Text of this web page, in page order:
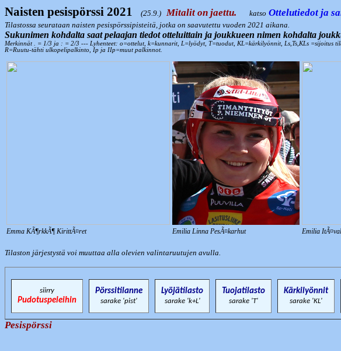
Naisten pesispörssi 2021 (25.9.)Mitalit on jaettu. katso Ottelutiedot ja
Tilastossa seurataan naisten pesispörssipisteitä, jotka on saavutettu vuoden 2021 aikana.
Sukunimen kohdalta saat pelaajan tiedot otteluittain ja joukkueen nimen kohdalta
Merkinnät . = 1/3 ja : = 2/3 --- Lyhenteet: o=ottelut, k=kunnarit, L=lyödyt, T=tuodut, KL=kärkilyönnit, Ls,Ts,KLs =sijoitus
R=Ruutu-tähti ulkopelipalkinto, Ip ja IIp=muut palkinnot.
Emma KÃ¶rkkÃ¶ KirittÃ¤ret Emilia Linna PesÃ¤karhut Emilia
Tilaston järjestystä voi muuttaa alla olevien valintaruutujen avulla.
siirry
Pudotuspeleihin
Pörssitilanne
sarake 'pist'
Lyöjätilasto
sarake 'k+L'
Tuojatilasto
sarake 'T'
Kärkilyönnit
sarake 'KL'
Pesispörssi